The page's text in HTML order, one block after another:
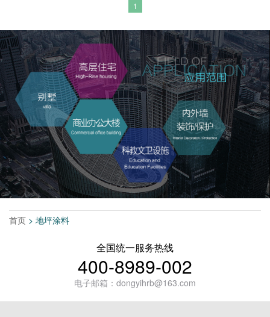
1
首页 > 地坪涂料
全国统一服务热线
400-8989-002
电子邮箱：dongyihrb@163.com